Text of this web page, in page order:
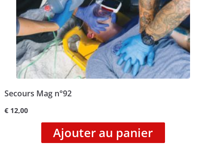
Secours Mag n°92
€12,00
Ajouter au panier